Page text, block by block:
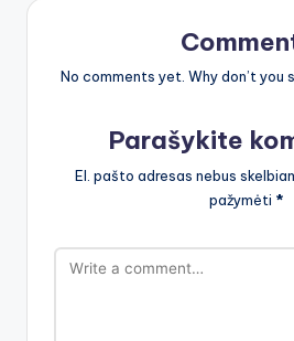
No comments yet. Why don’t
Parašykite
El. pašto adresas nebus
pažymėti *